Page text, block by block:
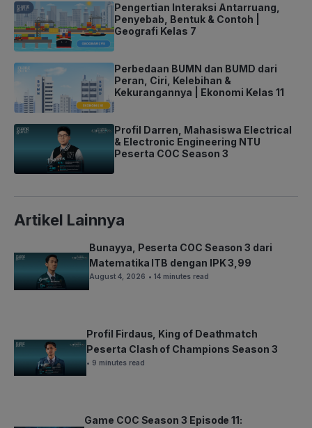
Pengertian Interaksi Antarruang,
Penyebab, Bentuk & Contoh |
Geografi Kelas 7
Perbedaan BUMN dan BUMD dari
Peran, Ciri, Kelebihan &
Kekurangannya | Ekonomi Kelas 11
Profil Darren, Mahasiswa Electrical
& Electronic Engineering NTU
Peserta COC Season 3
Artikel Lainnya
Bunayya, Peserta COC Season 3 dari
Matematika ITB dengan IPK 3,99
August 4, 2026 • 14 minutes read
Profil Firdaus, King of Deathmatch
Peserta Clash of Champions Season 3
• 9 minutes read
Game COC Season 3 Episode 11: